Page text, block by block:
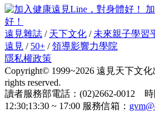
好！
遠見雜誌 / 天下文化 / 未來親子學習
遠見 / 50+ /領導影響力學院
隱私權政策
Copyright© 1999~2026 遠見天下文
rights reserved.
讀者服務部電話：(02)2662-0012
12:30;13:30 ~ 17:00 服務信箱：